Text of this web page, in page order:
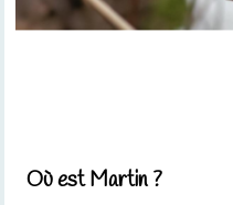
Où est Martin ?